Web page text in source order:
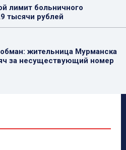
лимит больничного
тысячи рублей
жительница Мурманска
за несуществующий номер